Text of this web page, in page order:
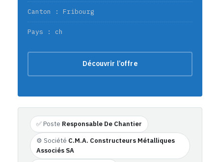
Canton : Fribourg
Pays : ch
Découvrir l’offre
✅ Poste Responsable De Chantier
⚙️ Société C.M.A. Constructeurs Métalliques
Associés SA